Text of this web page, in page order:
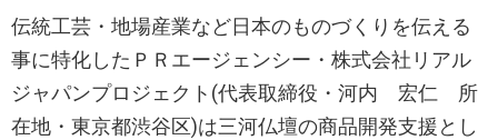
伝統工芸・地場産業など日本のものづくりを伝える
事に特化したＰＲエージェンシー・株式会社リアル
ジャパンプロジェクト(代表取締役・河内 宏仁 所
在地・東京都渋谷区)は三河仏壇の商品開発支援とし